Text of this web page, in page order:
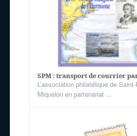
SPM : transport de courrier
L’association philatélique de
Miquelon en partenariat ...